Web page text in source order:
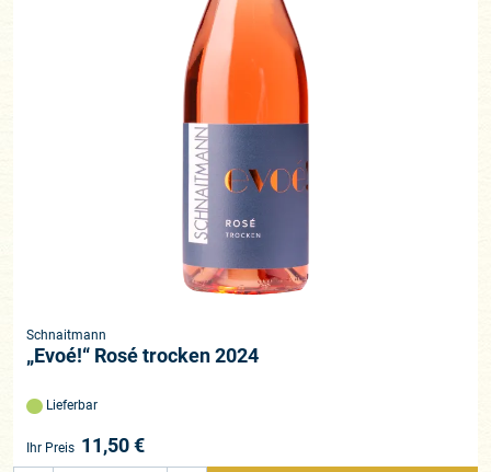
Schnaitmann
„Evoé!“ Rosé trocken 2024
Lieferbar
Ihr Preis 11,50€